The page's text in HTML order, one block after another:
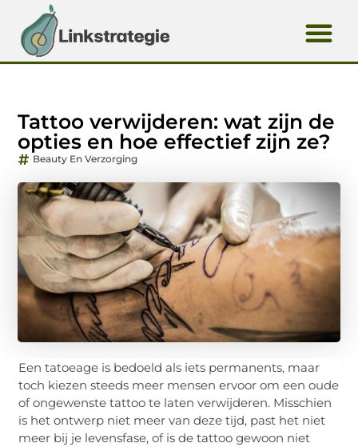
Tattoo verwijderen: wat zijn de
opties en hoe effectief zijn ze?
Beauty En Verzorging
Een tatoeage is bedoeld als iets permanents, maar
toch kiezen steeds meer mensen ervoor om een oude
of ongewenste tattoo te laten verwijderen. Misschien
is het ontwerp niet meer van deze tijd, past het niet
meer bij je levensfase, of is de tattoo gewoon niet